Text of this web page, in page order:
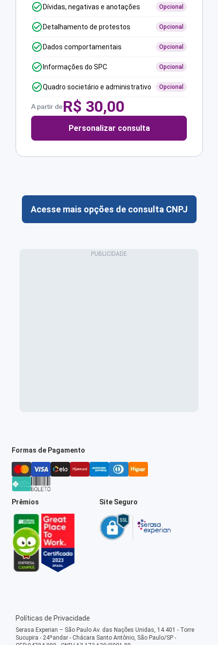
Dívidas, negativas e anotações Opcional
Detalhamento de protestos Opcional
Dados comportamentais Opcional
Informações do SPC Opcional
Quadro societário e administrativo Opcional
A partir deR$ 30,00
Personalizar consulta
Acesse mais opções de consulta CNPJ
Formas de Pagamento
Prêmios Site Seguro
Políticas de Privacidade
Serasa Experian – São Paulo Av. das Nações Unidas, 14.401 - Torre
Sucupira - 24ºandar - Chácara Santo Antônio, São Paulo/SP -